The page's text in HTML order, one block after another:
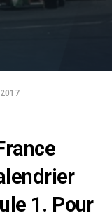
1. Pour